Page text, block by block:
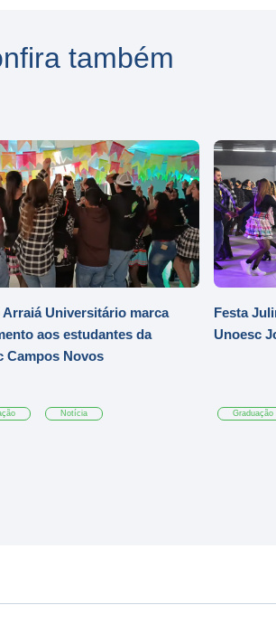
também
Arraiá Universitário marca
aos estudantes da
Campos Novos
Notícia
Festa
Unoesc
Graduação